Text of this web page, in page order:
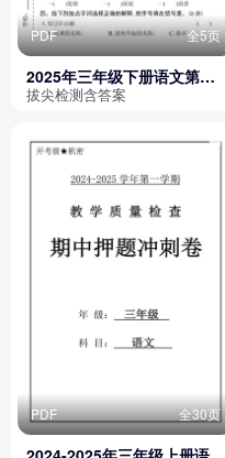
PDF 全5页
2025年三年级下册语文第一
单元拔尖检测卷（含答案）
拔尖检测含答案
PDF 全30页